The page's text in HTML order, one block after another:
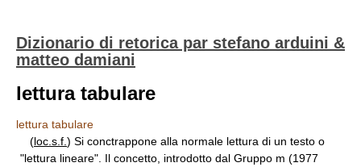
Dizionario di retorica par stefano arduini &
matteo damiani
lettura tabulare
lettura tabulare
(loc.s.f. ) Si conctrappone alla normale lettura di un testo o
"lettura lineare". Il concetto, introdotto dal Gruppo m (1977